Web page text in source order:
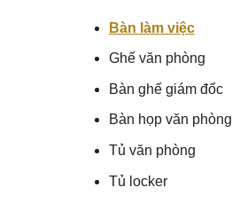
Bàn làm việc
Ghế văn phòng
Bàn ghế giám đốc
Bàn họp văn phòng
Tủ văn phòng
Tủ locker